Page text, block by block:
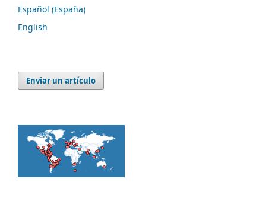
Español (España)
English
Enviar un artículo